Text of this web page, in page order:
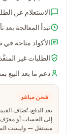
الاستعلام عن
تبدأ المعالجة بعد
الأكواد متاحة
الطلبات غير
دعم ما بعد البيع
شحن مباشر
بعد الدفع، تُضاف
مستقل — وليست